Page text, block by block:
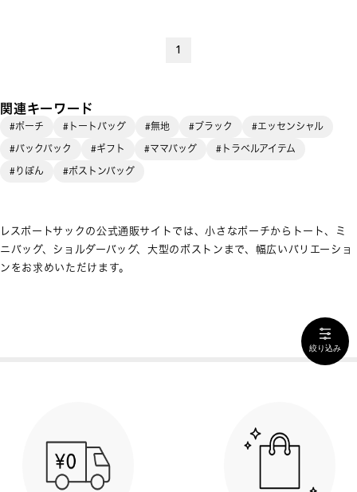
1
関連キーワード
#ポーチ #トートバッグ #無地 #ブラック
#エッセンシャル
#バックパック
#ギフト #ママバッグ
#トラベルアイテム
#りぼん
#ボストンバッグ
レスポートサックの公式通販サイトでは、小さなポーチからトート、ミ
ニバッグ、ショルダーバッグ、大型のボストンまで、幅広いバリエーショ
ンをお求めいただけます。
絞り込み